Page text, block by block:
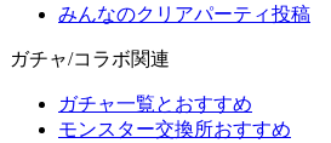
みんなのクリアパーティ投稿
ガチャ/コラボ関連
ガチャ一覧とおすすめ
モンスター交換所おすすめ